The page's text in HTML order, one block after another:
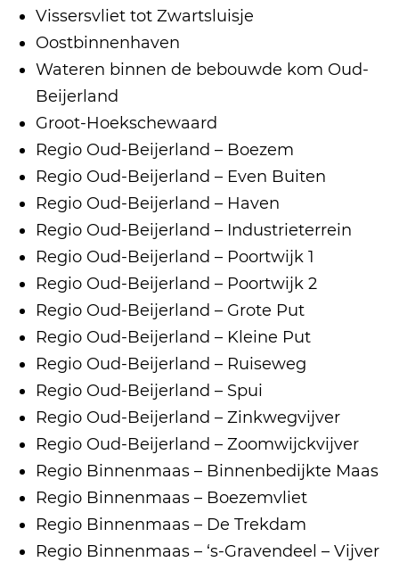
Vissersvliet tot Zwartsluisje
Oostbinnenhaven
Wateren binnen de bebouwde kom Oud-
Beijerland
Groot-Hoekschewaard
Regio Oud-Beijerland – Boezem
Regio Oud-Beijerland – Even Buiten
Regio Oud-Beijerland – Haven
Regio Oud-Beijerland – Industrieterrein
Regio Oud-Beijerland – Poortwijk 1
Regio Oud-Beijerland – Poortwijk 2
Regio Oud-Beijerland – Grote Put
Regio Oud-Beijerland – Kleine Put
Regio Oud-Beijerland – Ruiseweg
Regio Oud-Beijerland – Spui
Regio Oud-Beijerland – Zinkwegvijver
Regio Oud-Beijerland – Zoomwijckvijver
Regio Binnenmaas – Binnenbedijkte Maas
Regio Binnenmaas – Boezemvliet
Regio Binnenmaas – De Trekdam
Regio Binnenmaas – ‘s-Gravendeel – Vijver